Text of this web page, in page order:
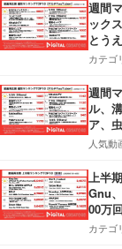
週間
ック
とう
んの
カテゴ
週間
ル、
ア、
ラが
人気動
上半
Gnu
00万
万回
カテゴ